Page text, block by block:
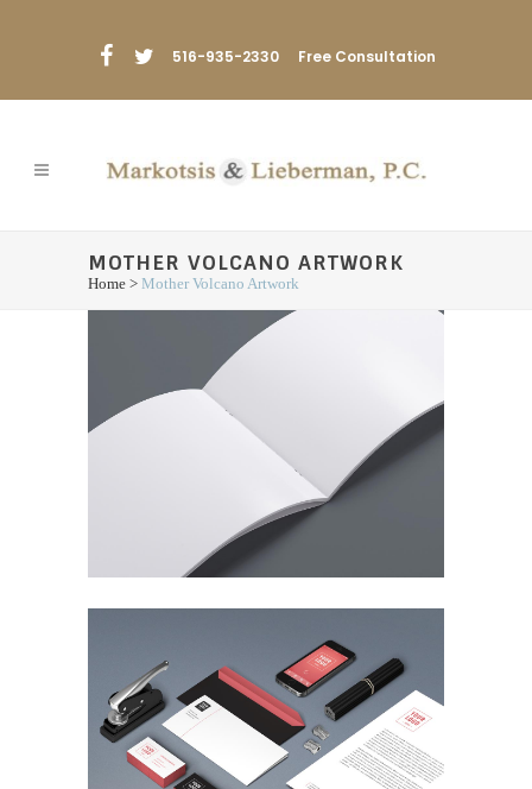
516-935-2330 Free Consultation
MOTHER VOLCANO ARTWORK
Home > Mother Volcano Artwork